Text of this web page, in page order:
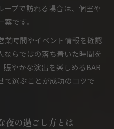
プで訪れる場合は、個室や
です。
業時間やイベント情報を確認
ならではの落ち着いた時間を
やかな演出を楽しめるBAR
て選ぶことが成功のコツで
夜の過ごし方とは